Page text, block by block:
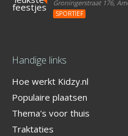
Groningerstraat 176,
SPORTIEF
Handige links
Hoe werkt Kidzy.nl
Populaire plaatsen
Thema's voor thuis
Traktaties